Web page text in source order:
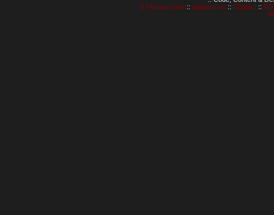
GTAvision.com:: Impressum:: Contact::